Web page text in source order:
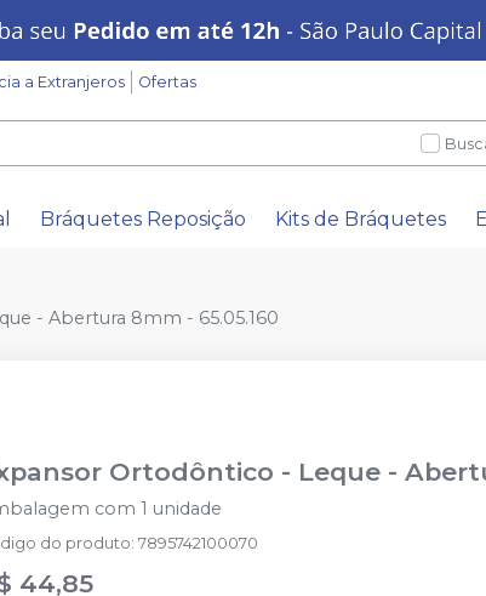
a Extranjeros Ofertas
Bráquetes Reposição Kits de Bráquetes
- Abertura 8mm - 65.05.160
Ortodôntico - Leque -
com 1 unidade
do produto:7895742100070
44,85